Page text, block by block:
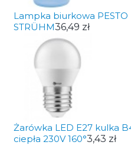
Lampka biurkowa PESTO
STRÜHM36,49 zł
Żarówka LED E27 kulka
ciepła 230V 160°3,43 zł